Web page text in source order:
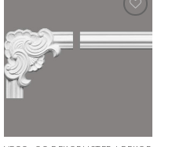
Legg til